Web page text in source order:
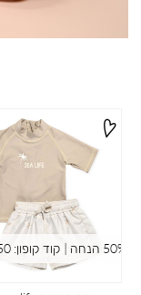
50% הנחה | קוד קופון: SUMMER50